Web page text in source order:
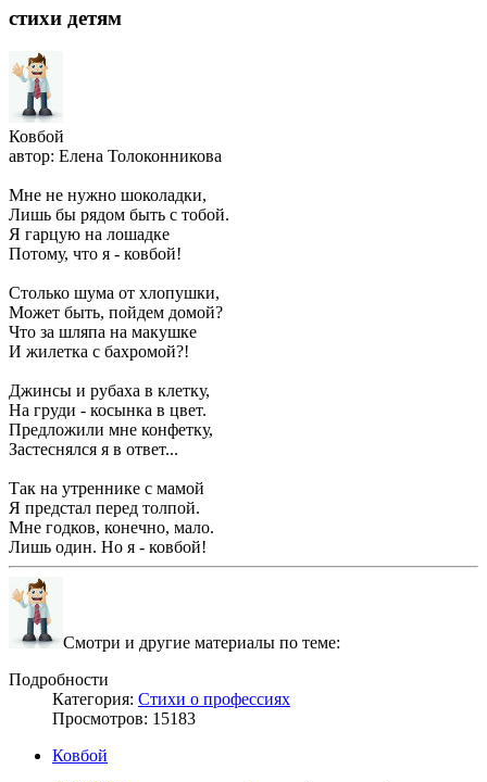
стихи детям
Ковбой
автор: Елена Толоконникова
Мне не нужно шоколадки,
Лишь бы рядом быть с тобой.
Я гарцую на лошадке
Потому, что я - ковбой!
Столько шума от хлопушки,
Может быть, пойдем домой?
Что за шляпа на макушке
И жилетка с бахромой?!
Джинсы и рубаха в клетку,
На груди - косынка в цвет.
Предложили мне конфетку,
Застеснялся я в ответ...
Так на утреннике с мамой
Я предстал перед толпой.
Мне годков, конечно, мало.
Лишь один. Но я - ковбой!
Смотри и другие материалы по теме:
Подробности
Категория: Стихи о профессиях
Просмотров: 15183
Ковбой